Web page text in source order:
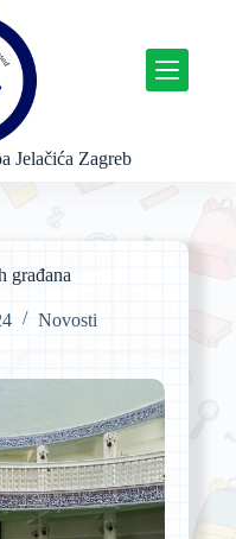
Jelačića Zagreb
građana
Novosti